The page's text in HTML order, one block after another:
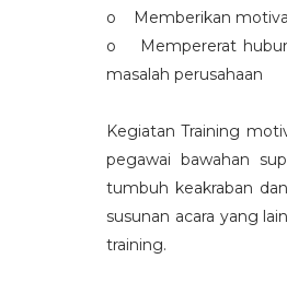
o Memberikan
o Mempererat
masalah perusahaan
Kegiatan Training
pegawai bawahan
tumbuh keakraban
susunan acara yang
training.